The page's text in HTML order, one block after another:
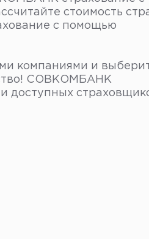
стоимость
с помощью
компаниями и
СОВКОМБАНК
доступных